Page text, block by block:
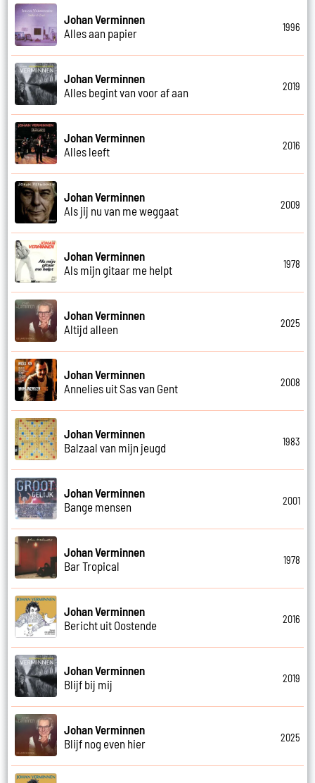
Johan Verminnen
Alles aan papier
1996
Johan Verminnen
Alles begint van voor af aan
2019
Johan Verminnen
Alles leeft
2016
Johan Verminnen
Als jij nu van me weggaat
2009
Johan Verminnen
Als mijn gitaar me helpt
1978
Johan Verminnen
Altijd alleen
2025
Johan Verminnen
Annelies uit Sas van Gent
2008
Johan Verminnen
Balzaal van mijn jeugd
1983
Johan Verminnen
Bange mensen
2001
Johan Verminnen
Bar Tropical
1978
Johan Verminnen
Bericht uit Oostende
2016
Johan Verminnen
Blijf bij mij
2019
Johan Verminnen
Blijf nog even hier
2025